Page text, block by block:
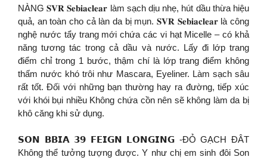
NÀNG 𝐒𝐕𝐑 𝐒𝐞𝐛𝐢𝐚𝐜𝐥𝐞𝐚𝐫 làm sạch dịu nhẹ, hút dầu thừa hiệu
quả, an toàn cho cả làn da bị mụn. 𝐒𝐕𝐑 𝐒𝐞𝐛𝐢𝐚𝐜𝐥𝐞𝐚𝐫 là công
nghệ nước tẩy trang mới chứa các vi hạt Micelle – có khả
năng tương tác trong cả dầu và nước. Lấy đi lớp trang
điểm chỉ trong 1 bước, thậm chí là lớp trang điểm không
thấm nước khó trôi như Mascara, Eyeliner. Làm sạch sâu
rất tốt. Đối với những bạn thường hay ra đường, tiếp xúc
với khói bụi nhiều Không chứa cồn nên sẽ không làm da bị
khô căng khi sử dụng.
𝗦𝗢𝗡 𝗕𝗕𝗜𝗔 𝟯𝟵 𝗙𝗘𝗜𝗚𝗡 𝗟𝗢𝗡𝗚𝗜𝗡𝗚 -ĐỎ GẠCH ĐÂT
Không thể tưởng tượng được. Y như chị em sinh đôi Son